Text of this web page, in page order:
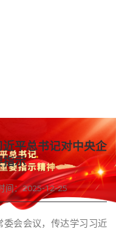
平总书记对中央企
指示
间：2025-12-25
委会会议，传达学习习近